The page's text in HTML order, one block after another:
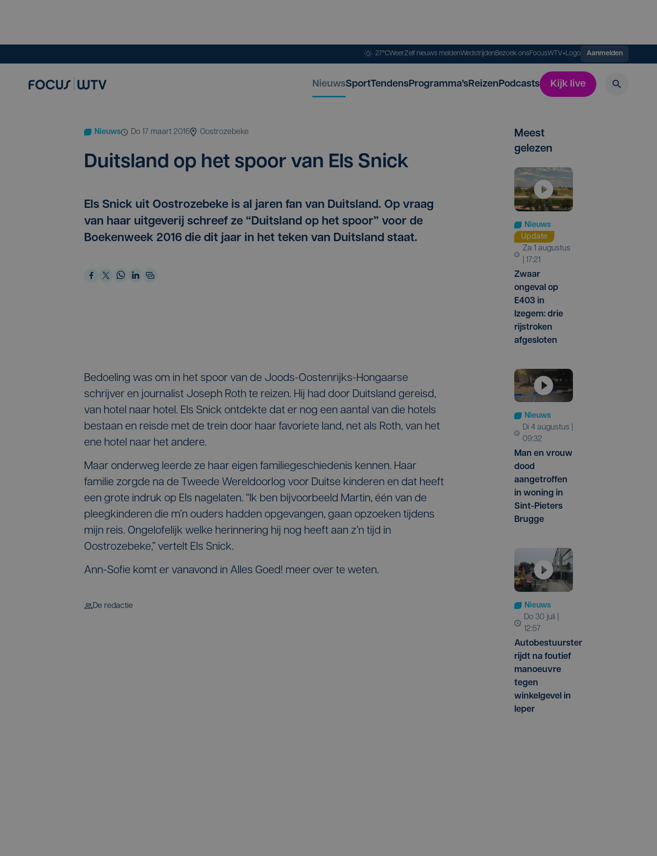
27°CWeerZelf nieuws meldenWedstrijdenBezoek onsFocusWTV+Logo Aanmelden
NieuwsSportTendensProgramma'sReizenPodcasts Kijk live
Nieuws do 17 maart 2016 Oostrozebeke
Duits­land op het spoor van Els Snick
Els Snick uit Oostrozebeke is al jaren fan van Duitsland. Op vraag
van haar uitgeverij schreef ze “Duitsland op het spoor” voor de
Boekenweek 2016 die dit jaar in het teken van Duitsland staat.
Bedoeling was om in het spoor van de Joods-Oostenrijks-Hongaarse
schrijver en journalist Joseph Roth te reizen. Hij had door Duitsland gereisd,
van hotel naar hotel. Els Snick ontdekte dat er nog een aantal van die hotels
bestaan en reisde met de trein door haar favoriete land, net als Roth, van het
ene hotel naar het andere.
Maar onderweg leerde ze haar eigen familiegeschiedenis kennen. Haar
familie zorgde na de Tweede Wereldoorlog voor Duitse kinderen en dat heeft
een grote indruk op Els nagelaten. “Ik ben bijvoorbeeld Martin, één van de
pleegkinderen die m’n ouders hadden opgevangen, gaan opzoeken tijdens
mijn reis. Ongelofelijk welke herinnering hij nog heeft aan z’n tijd in
Oostrozebeke,” vertelt Els Snick.
Ann-Sofie komt er vanavond in Alles Goed! meer over te weten.
De redactie
Meest
gelezen
Nieuws
Update
za 1 augustus
| 17:21
Zwaar
ongeval op
E403 in
Izegem: drie
rijstroken
afgesloten
Nieuws
di 4 augustus |
09:32
Man en vrouw
dood
aangetroffen
in woning in
Sint-Pieters
Brugge
Nieuws
do 30 juli |
12:57
Autobestuurster
rijdt na foutief
manoeuvre
tegen
winkelgevel in
Ieper